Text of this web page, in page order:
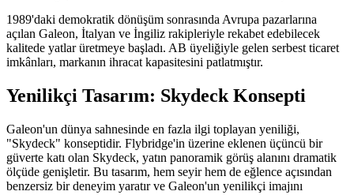
1989'daki demokratik dönüşüm sonrasında Avrupa pazarlarına
açılan Galeon, İtalyan ve İngiliz rakipleriyle rekabet edebilecek
kalitede yatlar üretmeye başladı. AB üyeliğiyle gelen serbest ticaret
imkânları, markanın ihracat kapasitesini patlatmıştır.
Yenilikçi Tasarım: Skydeck Konsepti
Galeon'un dünya sahnesinde en fazla ilgi toplayan yeniliği,
"Skydeck" konseptidir. Flybridge'in üzerine eklenen üçüncü bir
güverte katı olan Skydeck, yatın panoramik görüş alanını dramatik
ölçüde genişletir. Bu tasarım, hem seyir hem de eğlence açısından
benzersiz bir deneyim yaratır ve Galeon'un yenilikçi imajını